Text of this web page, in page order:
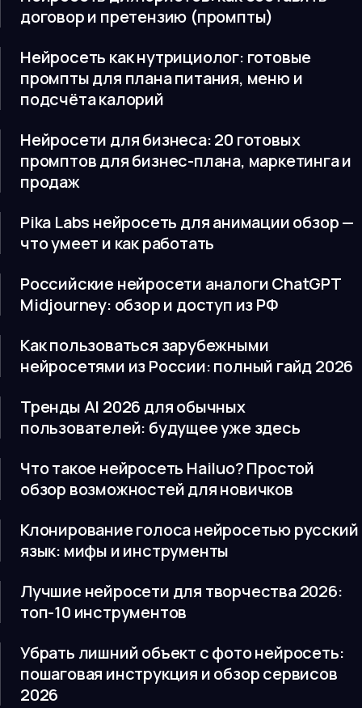
договор и претензию (промпты)
Нейросеть как нутрициолог: готовые
промпты для плана питания, меню и
подсчёта калорий
Нейросети для бизнеса: 20 готовых
промптов для бизнес-плана, маркетинга и
продаж
Pika Labs нейросеть для анимации обзор —
что умеет и как работать
Российские нейросети аналоги ChatGPT
Midjourney: обзор и доступ из РФ
Как пользоваться зарубежными
нейросетями из России: полный гайд 2026
Тренды AI 2026 для обычных
пользователей: будущее уже здесь
Что такое нейросеть Hailuo? Простой
обзор возможностей для новичков
Клонирование голоса нейросетью русский
язык: мифы и инструменты
Лучшие нейросети для творчества 2026:
топ-10 инструментов
Убрать лишний объект с фото нейросеть:
пошаговая инструкция и обзор сервисов
2026